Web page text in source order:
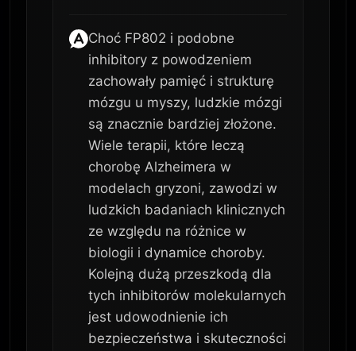
Choć FP802 i podobne
inhibitory z powodzeniem
zachowały pamięć i strukturę
mózgu u myszy, ludzkie mózgi
są znacznie bardziej złożone.
Wiele terapii, które leczą
chorobę Alzheimera w
modelach gryzoni, zawodzi w
ludzkich badaniach klinicznych
ze względu na różnice w
biologii i dynamice choroby.
Kolejną dużą przeszkodą dla
tych inhibitorów molekularnych
jest udowodnienie ich
bezpieczeństwa i skuteczności